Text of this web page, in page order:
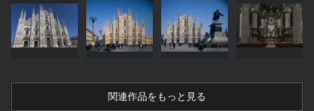
関連作品をもっと見る